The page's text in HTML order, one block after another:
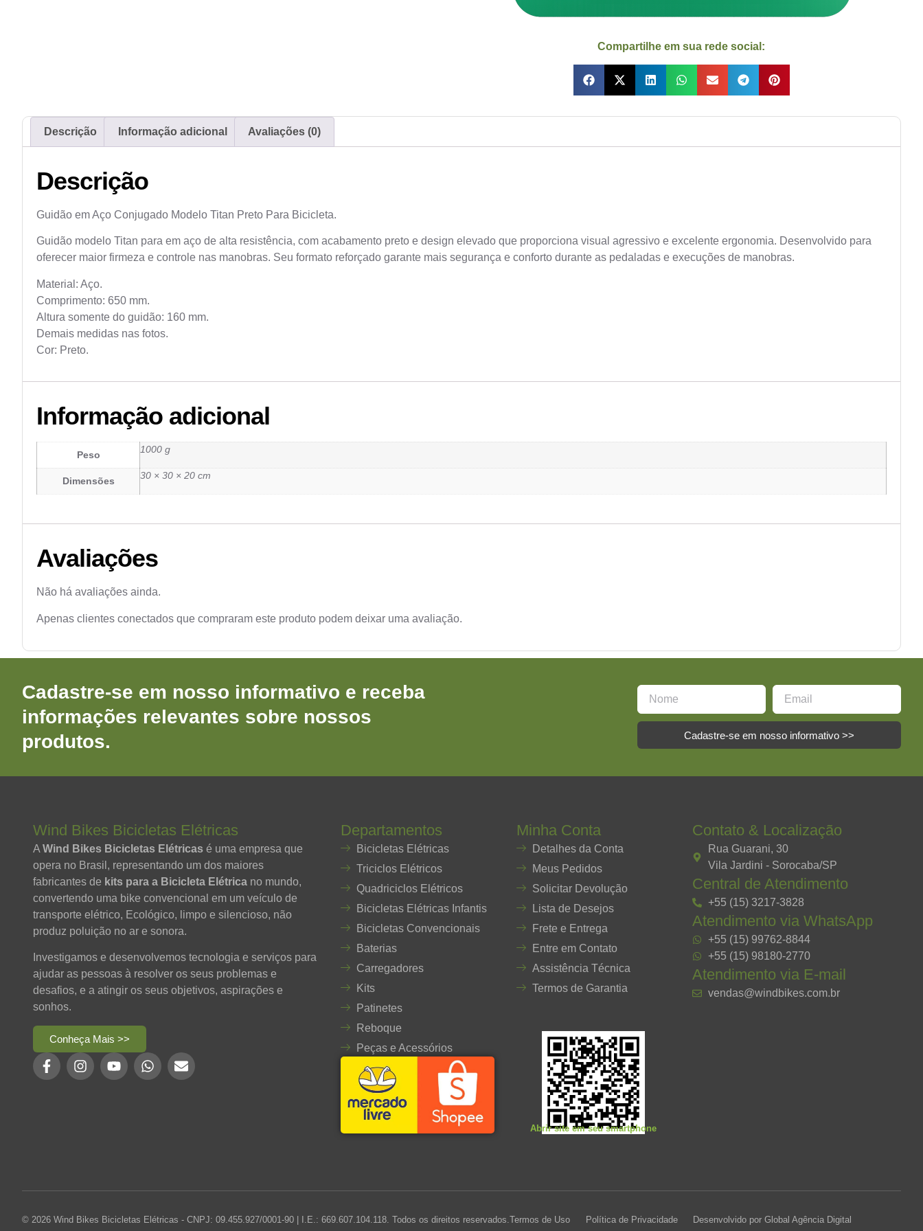
Compartilhe em sua rede social:
Descrição Informação adicional Avaliações (0)
Descrição
Guidão em Aço Conjugado Modelo Titan Preto Para Bicicleta.
Guidão modelo Titan para em aço de alta resistência, com acabamento preto e design elevado que proporciona visual agressivo e excelente ergonomia. Desenvolvido para
oferecer maior firmeza e controle nas manobras. Seu formato reforçado garante mais segurança e conforto durante as pedaladas e execuções de manobras.
Material: Aço.
Comprimento: 650 mm.
Altura somente do guidão: 160 mm.
Demais medidas nas fotos.
Cor: Preto.
Informação adicional
Peso 1000 g
Dimensões 30 × 30 × 20 cm
Avaliações
Não há avaliações ainda.
Apenas clientes conectados que compraram este produto podem deixar uma avaliação.
Cadastre-se em nosso informativo e receba
informações relevantes sobre nossos
produtos.
Cadastre-se em nosso informativo >>
Wind Bikes Bicicletas Elétricas
A Wind Bikes Bicicletas Elétricas é uma empresa que
opera no Brasil, representando um dos maiores
fabricantes de kits para a Bicicleta Elétrica no mundo,
convertendo uma bike convencional em um veículo de
transporte elétrico, Ecológico, limpo e silencioso, não
produz poluição no ar e sonora.
Investigamos e desenvolvemos tecnologia e serviços para
ajudar as pessoas à resolver os seus problemas e
desafios, e a atingir os seus objetivos, aspirações e
sonhos.
Conheça Mais >>
Departamentos
Bicicletas Elétricas
Triciclos Elétricos
Quadriciclos Elétricos
Bicicletas Elétricas Infantis
Bicicletas Convencionais
Baterias
Carregadores
Kits
Patinetes
Reboque
Peças e Acessórios
Minha Conta
Detalhes da Conta
Meus Pedidos
Solicitar Devolução
Lista de Desejos
Frete e Entrega
Entre em Contato
Assistência Técnica
Termos de Garantia
Abrir site em seu smartphone
Contato & Localização
Rua Guarani, 30
Vila Jardini - Sorocaba/SP
Central de Atendimento
+55 (15) 3217-3828
Atendimento via WhatsApp
+55 (15) 99762-8844
+55 (15) 98180-2770
Atendimento via E-mail
vendas@windbikes.com.br
© 2026 Wind Bikes Bicicletas Elétricas - CNPJ: 09.455.927/0001-90 | I.E.: 669.607.104.118. Todos os direitos reservados.Termos de Uso Política de Privacidade Desenvolvido por Global Agência Digital